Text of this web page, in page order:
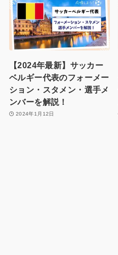
【2024年最新】サッカー
ベルギー代表のフォーメー
ション・スタメン・選手メ
ンバーを解説！
2024年1月12日